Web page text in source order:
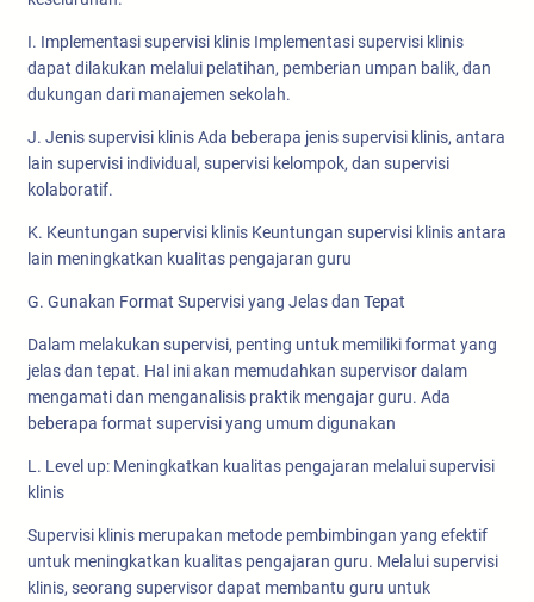
I. Implementasi supervisi klinis Implementasi supervisi klinis
dapat dilakukan melalui pelatihan, pemberian umpan balik, dan
dukungan dari manajemen sekolah.
J. Jenis supervisi klinis Ada beberapa jenis supervisi klinis, antara
lain supervisi individual, supervisi kelompok, dan supervisi
kolaboratif.
K. Keuntungan supervisi klinis Keuntungan supervisi klinis antara
lain meningkatkan kualitas pengajaran guru
G. Gunakan Format Supervisi yang Jelas dan Tepat
Dalam melakukan supervisi, penting untuk memiliki format yang
jelas dan tepat. Hal ini akan memudahkan supervisor dalam
mengamati dan menganalisis praktik mengajar guru. Ada
beberapa format supervisi yang umum digunakan
L. Level up: Meningkatkan kualitas pengajaran melalui supervisi
klinis
Supervisi klinis merupakan metode pembimbingan yang efektif
untuk meningkatkan kualitas pengajaran guru. Melalui supervisi
klinis, seorang supervisor dapat membantu guru untuk